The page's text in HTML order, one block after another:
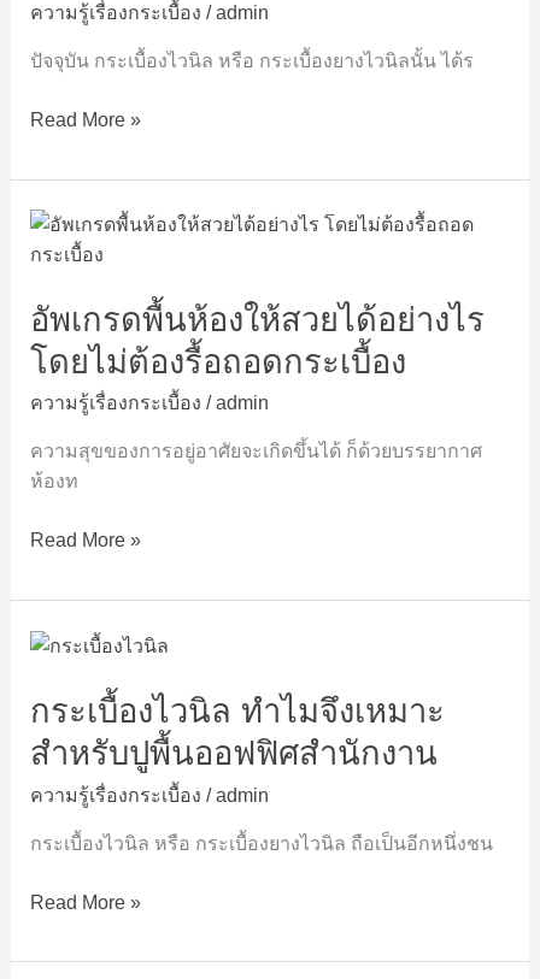
ความรู้เรื่องกระเบื้อง /admin
ปัจจุบัน กระเบื้องไวนิล หรือ กระเบื้องยางไวนิลนั้น ได้ร
ดี
แบบ
กาว
Read More »
อัพเกรดพื้นห้องให้สวยได้อย่างไร
โดยไม่ต้องรื้อถอดกระเบื้อง
ความรู้เรื่องกระเบื้อง /admin
ความสุขของการอยู่อาศัยจะเกิดขึ้นได้ ก็ด้วยบรรยากาศ
ห้องท
อัพเกรด
พื้น
ให้
สวย
ได้
อย่างไร
ไม่
ต้อง
Read More »
กระเบื้องไวนิล ทำไมจึงเหมาะ
สำหรับปูพื้นออฟฟิศสำนักงาน
ความรู้เรื่องกระเบื้อง /admin
กระเบื้องไวนิล หรือ กระเบื้องยางไวนิล ถือเป็นอีกหนึ่งชน
กระเบื้อง
นิล
ทำไม
จึง
เหมาะ
ปู
ออฟฟิศ
Read More »